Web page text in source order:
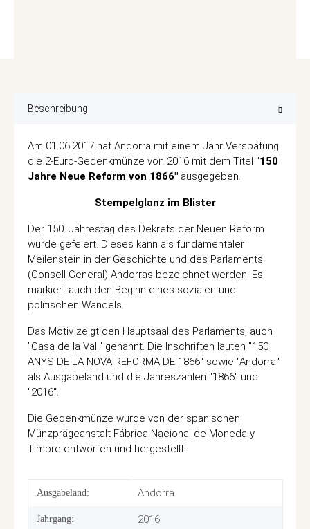
Beschreibung
Am 01.06.2017 hat Andorra mit einem Jahr Verspätung
die 2-Euro-Gedenkmünze von 2016 mit dem Titel "150
Jahre Neue Reform von 1866" ausgegeben.
Stempelglanz im Blister
Der 150. Jahrestag des Dekrets der Neuen Reform
wurde gefeiert. Dieses kann als fundamentaler
Meilenstein in der Geschichte und des Parlaments
(Consell General) Andorras bezeichnet werden. Es
markiert auch den Beginn eines sozialen und
politischen Wandels.
Das Motiv zeigt den Hauptsaal des Parlaments, auch
"Casa de la Vall" genannt. Die Inschriften lauten "150
ANYS DE LA NOVA REFORMA DE 1866" sowie "Andorra"
als Ausgabeland und die Jahreszahlen "1866" und
"2016".
Die Gedenkmünze wurde von der spanischen
Münzprägeanstalt Fábrica Nacional de Moneda y
Timbre entworfen und hergestellt.
Produkteigenschaft
Wert
Ausgabeland: Andorra
Jahrgang: 2016